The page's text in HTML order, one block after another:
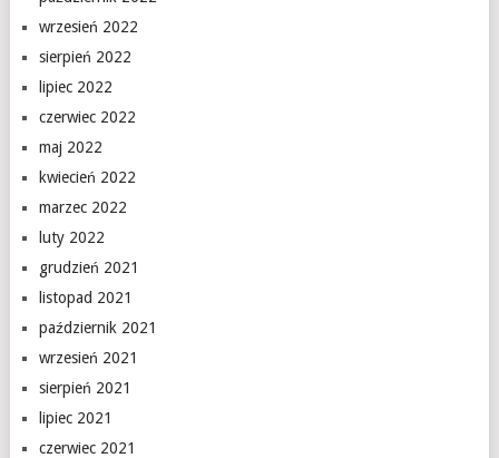
wrzesień 2022
sierpień 2022
lipiec 2022
czerwiec 2022
maj 2022
kwiecień 2022
marzec 2022
luty 2022
grudzień 2021
listopad 2021
październik 2021
wrzesień 2021
sierpień 2021
lipiec 2021
czerwiec 2021